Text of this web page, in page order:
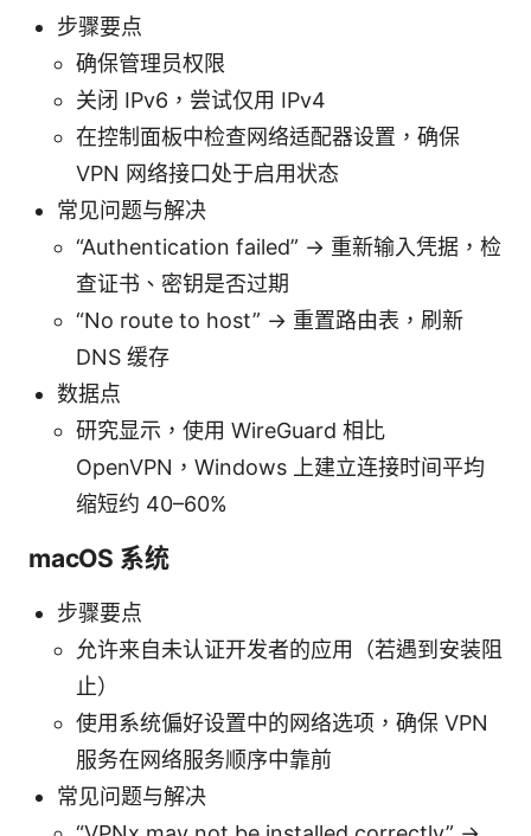
步骤要点
确保管理员权限
关闭 IPv6，尝试仅用 IPv4
在控制面板中检查网络适配器设置，确保
VPN 网络接口处于启用状态
常见问题与解决
“Authentication failed” -> 重新输入凭据，检
查证书、密钥是否过期
“No route to host” -> 重置路由表，刷新
DNS 缓存
数据点
研究显示，使用 WireGuard 相比
OpenVPN，Windows 上建立连接时间平均
缩短约 40–60%
macOS 系统
步骤要点
允许来自未认证开发者的应用（若遇到安装阻
止）
使用系统偏好设置中的网络选项，确保 VPN
服务在网络服务顺序中靠前
常见问题与解决